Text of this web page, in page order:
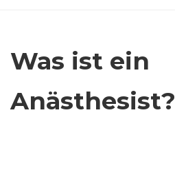
Was ist ein
Anästhesist?